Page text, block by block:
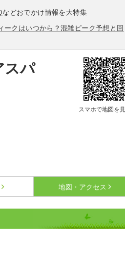
などおでかけ情報を大特集
ークはいつから？混雑ピーク予想と回
スパ
スマホで地図を
地図・アクセス